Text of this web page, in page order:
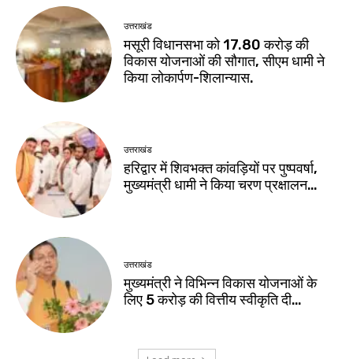
उत्तराखंड
मसूरी विधानसभा को 17.80 करोड़ की
विकास योजनाओं की सौगात, सीएम धामी ने
किया लोकार्पण-शिलान्यास.
उत्तराखंड
हरिद्वार में शिवभक्त कांवड़ियों पर पुष्पवर्षा,
मुख्यमंत्री धामी ने किया चरण प्रक्षालन…
उत्तराखंड
मुख्यमंत्री ने विभिन्न विकास योजनाओं के
लिए ₹5 करोड़ की वित्तीय स्वीकृति दी…